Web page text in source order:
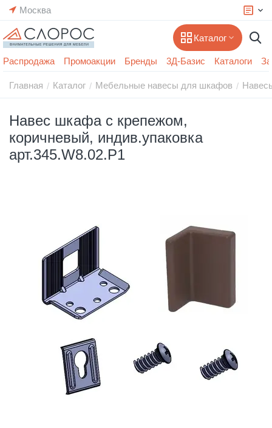
Москва
Каталог
Распродажа Промоакции Бренды 3Д-Базис Каталоги
Главная / Каталог / Мебельные навесы для шкафов /
Навес шкафа с крепежом,
коричневый, индив.упаковка
арт.345.W8.02.P1